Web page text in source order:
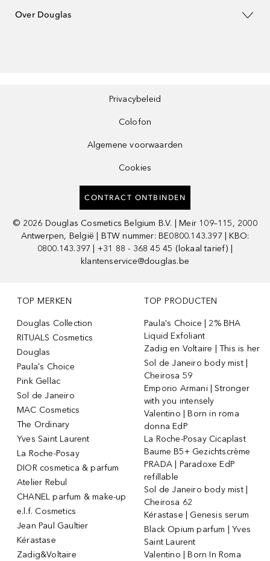
Over Douglas
Privacybeleid
Colofon
Algemene voorwaarden
Cookies
CONTRACT ONTBINDEN
© 2026 Douglas Cosmetics Belgium B.V. | Meir 109–115, 2000
Antwerpen, België | BTW nummer: BE0800.143.397 | KBO:
0800.143.397 | +31 88 - 368 45 45 (lokaal tarief) |
klantenservice@douglas.be
TOP MERKEN
Douglas Collection
RITUALS Cosmetics
Douglas
Paula's Choice
Pink Gellac
Sol de Janeiro
MAC Cosmetics
The Ordinary
Yves Saint Laurent
La Roche-Posay
DIOR cosmetica & parfum
Atelier Rebul
CHANEL parfum & make-up
e.l.f. Cosmetics
Jean Paul Gaultier
Kérastase
Zadig&Voltaire
TOP PRODUCTEN
Paula's Choice | 2% BHA
Liquid Exfoliant
Zadig en Voltaire | This is her
Sol de Janeiro body mist |
Cheirosa 59
Emporio Armani | Stronger
with you intensely
Valentino | Born in roma
donna EdP
La Roche-Posay Cicaplast
Baume B5+ Gezichtscrème
PRADA | Paradoxe EdP
refillable
Sol de Janeiro body mist |
Cheirosa 62
Kérastase | Genesis serum
Black Opium parfum | Yves
Saint Laurent
Valentino | Born In Roma